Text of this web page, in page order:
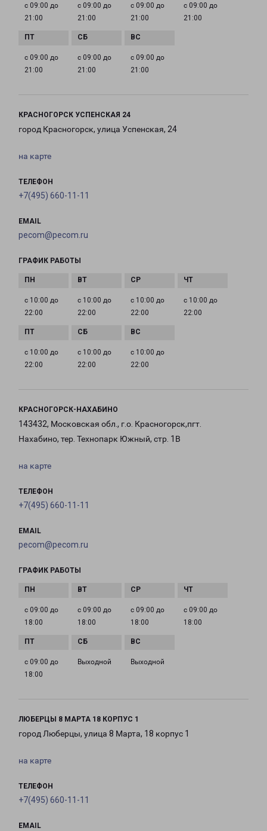
с 09:00 до
21:00
с 09:00 до
21:00
с 09:00 до
21:00
с 09:00 до
21:00
с 09:00 до
21:00
с 09:00 до
21:00
с 09:00 до
21:00
КРАСНОГОРСК УСПЕНСКАЯ 24
город Красногорск, улица Успенская, 24
на карте
ТЕЛЕФОН
+7(495) 660-11-11
EMAIL
pecom@pecom.ru
ГРАФИК РАБОТЫ
с 10:00 до
22:00
с 10:00 до
22:00
с 10:00 до
22:00
с 10:00 до
22:00
с 10:00 до
22:00
с 10:00 до
22:00
с 10:00 до
22:00
КРАСНОГОРСК-НАХАБИНО
143432, Московская обл., г.о. Красногорск,пгт.
Нахабино, тер. Технопарк Южный, стр. 1В
на карте
ТЕЛЕФОН
+7(495) 660-11-11
EMAIL
pecom@pecom.ru
ГРАФИК РАБОТЫ
с 09:00 до
18:00
с 09:00 до
18:00
с 09:00 до
18:00
с 09:00 до
18:00
с 09:00 до
18:00
Выходной Выходной
ЛЮБЕРЦЫ 8 МАРТА 18 КОРПУС 1
город Люберцы, улица 8 Марта, 18 корпус 1
на карте
ТЕЛЕФОН
+7(495) 660-11-11
EMAIL